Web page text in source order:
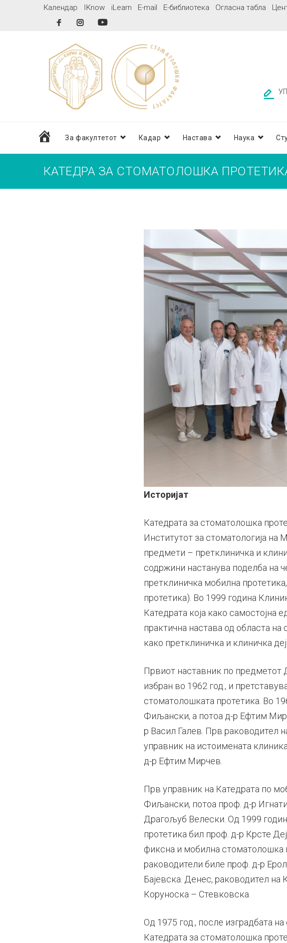
Календар IKnow iLearn E-mail Е-библиотека Огласна табла
FacebookInstagram
домаЗа факултетот Кадар Настава Наука
КАТЕДРА ЗА СТОМАТОЛОШКА
Историјат
Катедрата за стоматолошка
Институтот за стоматологија
предмети – претклиничка и
содржини настанува поделба на
претклиничка мобилна
протетика). Во 1999 година
Катедрата која како самостојна
практична настава од областа
како претклиничка и клиничка
Првиот наставник по предметот
избран во 1962 год., и
стоматолошката протетика. Во
Фиљански, а потоа д-р Ефтим
р Васил Галев. Прв раководител
управник на истоимената
д-р Ефтим Мирчев.
Прв управник на Катедрата по
Фиљански, потоа проф. д-р
Драгољуб Велески. Од 1999
протетика бил проф. д-р Крсте
фиксна и мобилна стоматолошка
раководители биле проф. д-р
Бајевска. Денес, раководител
Коруноска – Стевковска.
Од 1975 год., после изградбата
Катедрата за стоматолошка